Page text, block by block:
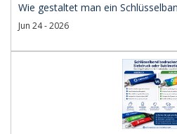
Wie gestaltet man ein
Jun 24 - 2026